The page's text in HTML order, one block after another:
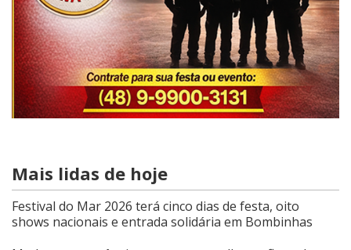
Mais lidas de hoje
Festival do Mar 2026 terá cinco dias de festa, oito
shows nacionais e entrada solidária em Bombinhas